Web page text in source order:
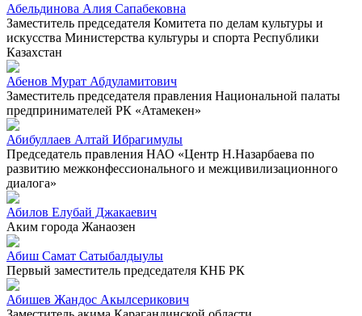
Абельдинова Алия Сапабековна
Заместитель председателя Комитета по делам культуры и
искусства Министерства культуры и спорта Республики
Казахстан
Абенов Мурат Абдуламитович
Заместитель председателя правления Национальной палаты
предпринимателей РК «Атамекен»
Абибуллаев Алтай Ибрагимулы
Председатель правления НАО «Центр Н.Назарбаева по
развитию межконфессионального и межцивилизационного
диалога»
Абилов Елубай Джакаевич
Аким города Жанаозен
Абиш Самат Сатыбалдыулы
Первый заместитель председателя КНБ РК
Абишев Жандос Акылсерикович